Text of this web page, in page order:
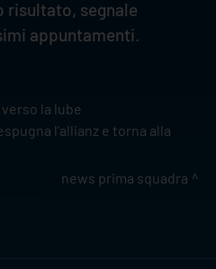
risultato, segnale
appuntamenti.
la lube
l'allianz e torna alla
news prima squadra